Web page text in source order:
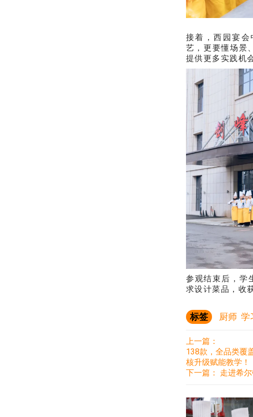
接着，西园宴会
艺，更要懂场景
提供更多实践机
参观结束后，学
求设计菜品，收
标签 厨师 学
上一篇：
138款，全品类覆
核升级赋能教学！
下一篇： 走进希